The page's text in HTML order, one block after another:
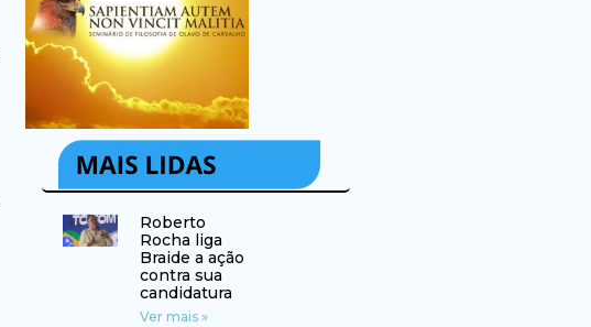
Roberto
Rocha liga
Braide a ação
contra sua
candidatura
Ver mais »